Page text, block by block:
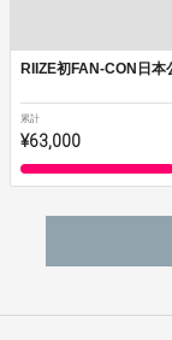
RIIZE初FAN-CON日本
累計
¥63,000